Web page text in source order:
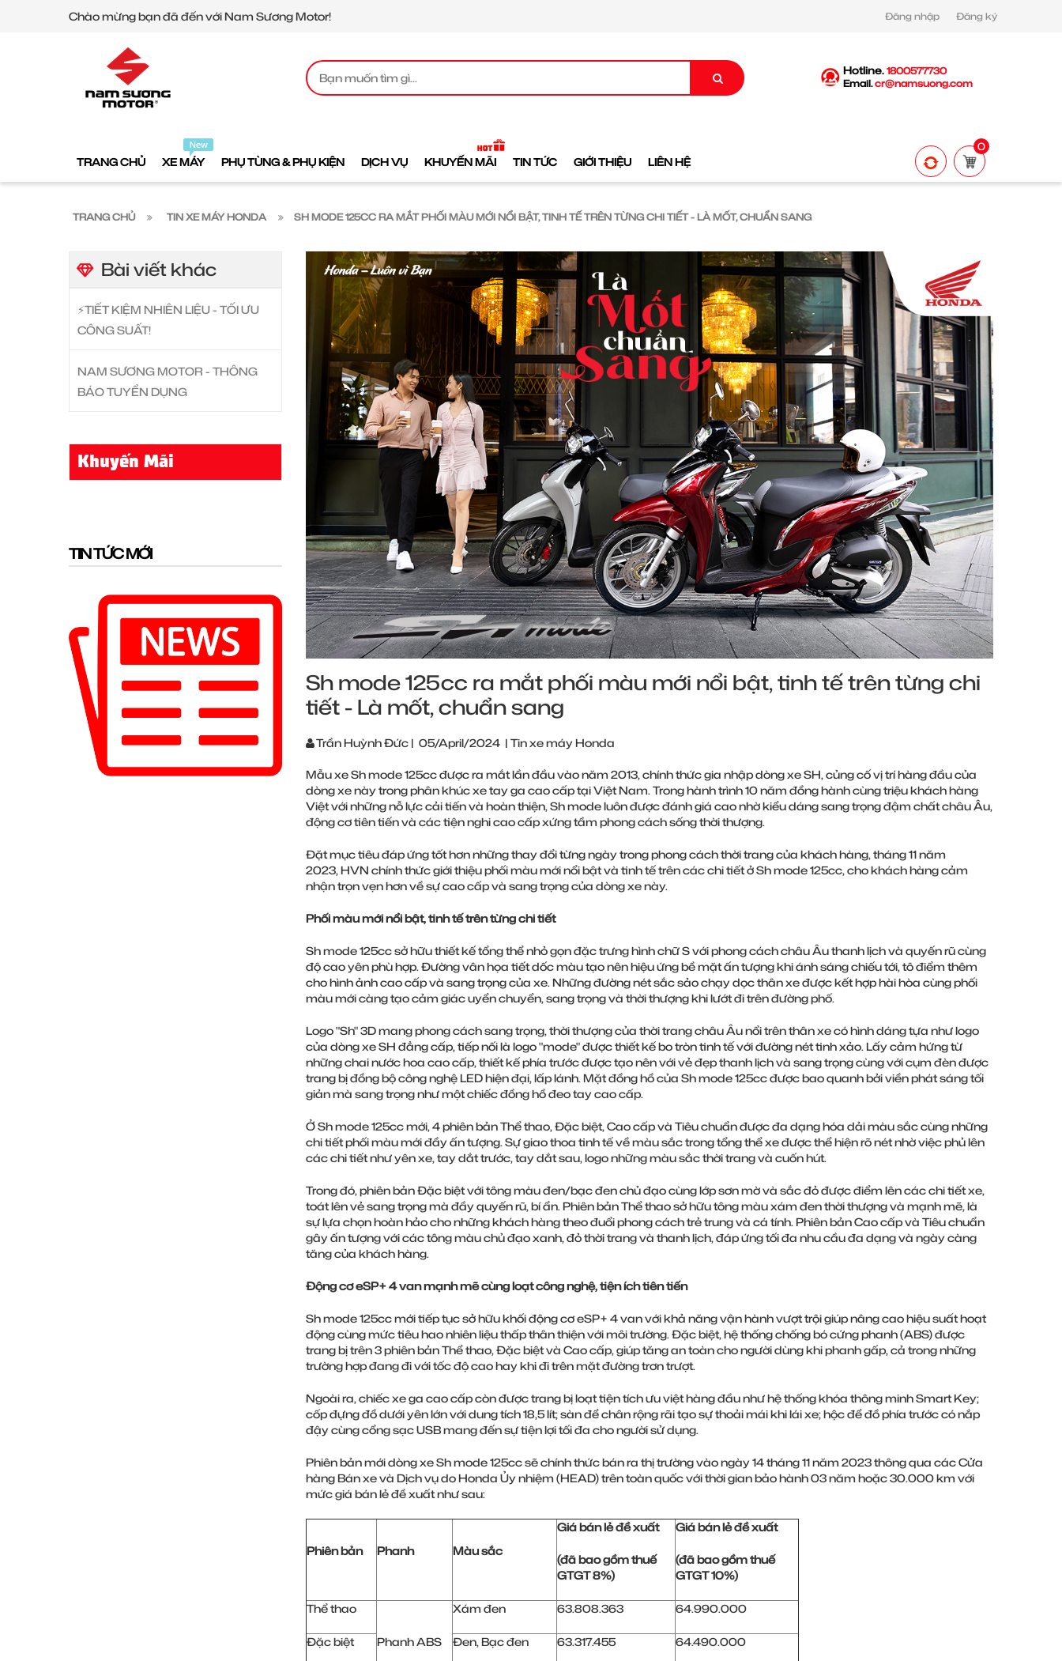
Chào mừng bạn đã đến với Nam Sương Motor! Đăng nhập Đăng ký
Hotline. 1800577730
Email.cr@namsuong.com
TRANG CHỦ XE MÁY PHỤ TÙNG & PHỤ KIỆN DỊCH VỤ KHUYẾN MÃI TIN TỨC GIỚI THIỆU LIÊN HỆ
0
TRANG CHỦ TIN XE MÁY HONDA SH MODE 125CC RA MẮT PHỐI MÀU MỚI NỔI BẬT, TINH TẾ TRÊN TỪNG CHI TIẾT - LÀ MỐT, CHUẨN SANG
Bài viết khác
⚡️TIẾT KIỆM NHIÊN LIỆU - TỐI ƯU
CÔNG SUẤT!
NAM SƯƠNG MOTOR - THÔNG
BÁO TUYỂN DỤNG
Khuyến Mãi
TIN TỨC MỚI
Sh mode 125cc ra mắt phối màu mới nổi bật, tinh tế trên từng chi
tiết - Là mốt, chuẩn sang
Trần Huỳnh Đức | 05/April/2024 | Tin xe máy Honda
Mẫu xe Sh mode 125cc được ra mắt lần đầu vào năm 2013, chính thức gia nhập dòng xe SH, củng cố vị trí hàng đầu của
dòng xe này trong phân khúc xe tay ga cao cấp tại Việt Nam. Trong hành trình 10 năm đồng hành cùng triệu khách hàng
Việt với những nỗ lực cải tiến và hoàn thiện, Sh mode luôn được đánh giá cao nhờ kiểu dáng sang trọng đậm chất châu Âu,
động cơ tiên tiến và các tiện nghi cao cấp xứng tầm phong cách sống thời thượng.
Đặt mục tiêu đáp ứng tốt hơn những thay đổi từng ngày trong phong cách thời trang của khách hàng, tháng 11 năm
2023, HVN chính thức giới thiệu phối màu mới nổi bật và tinh tế trên các chi tiết ở Sh mode 125cc, cho khách hàng cảm
nhận trọn vẹn hơn về sự cao cấp và sang trọng của dòng xe này.
Phối màu mới nổi bật, tinh tế trên từng chi tiết
Sh mode 125cc sở hữu thiết kế tổng thể nhỏ gọn đặc trưng hình chữ S với phong cách châu Âu thanh lịch và quyến rũ cùng
độ cao yên phù hợp. Đường vân họa tiết dốc màu tạo nên hiệu ứng bề mặt ấn tượng khi ánh sáng chiếu tới, tô điểm thêm
cho hình ảnh cao cấp và sang trọng của xe. Những đường nét sắc sảo chạy dọc thân xe được kết hợp hài hòa cùng phối
màu mới càng tạo cảm giác uyển chuyển, sang trọng và thời thượng khi lướt đi trên đường phố.
Logo "Sh" 3D mang phong cách sang trọng, thời thượng của thời trang châu Âu nổi trên thân xe có hình dáng tựa như logo
của dòng xe SH đẳng cấp, tiếp nối là logo "mode" được thiết kế bo tròn tinh tế với đường nét tinh xảo. Lấy cảm hứng từ
những chai nước hoa cao cấp, thiết kế phía trước được tạo nên với vẻ đẹp thanh lịch và sang trọng cùng với cụm đèn được
trang bị đồng bộ công nghệ LED hiện đại, lấp lánh. Mặt đồng hồ của Sh mode 125cc được bao quanh bởi viền phát sáng tối
giản mà sang trọng như một chiếc đồng hồ đeo tay cao cấp.
Ở Sh mode 125cc mới, 4 phiên bản Thể thao, Đặc biệt, Cao cấp và Tiêu chuẩn được đa dạng hóa dải màu sắc cùng những
chi tiết phối màu mới đầy ấn tượng. Sự giao thoa tinh tế về màu sắc trong tổng thể xe được thể hiện rõ nét nhờ việc phủ lên
các chi tiết như yên xe, tay dắt trước, tay dắt sau, logo những màu sắc thời trang và cuốn hút.
Trong đó, phiên bản Đặc biệt với tông màu đen/bạc đen chủ đạo cùng lớp sơn mờ và sắc đỏ được điểm lên các chi tiết xe,
toát lên vẻ sang trọng mà đầy quyến rũ, bí ẩn. Phiên bản Thể thao sở hữu tông màu xám đen thời thượng và mạnh mẽ, là
sự lựa chọn hoàn hảo cho những khách hàng theo đuổi phong cách trẻ trung và cá tính. Phiên bản Cao cấp và Tiêu chuẩn
gây ấn tượng với các tông màu chủ đạo xanh, đỏ thời trang và thanh lịch, đáp ứng tối đa nhu cầu đa dạng và ngày càng
tăng của khách hàng.
Động cơ eSP+ 4 van mạnh mẽ cùng loạt công nghệ, tiện ích tiên tiến
Sh mode 125cc mới tiếp tục sở hữu khối động cơ eSP+ 4 van với khả năng vận hành vượt trội giúp nâng cao hiệu suất hoạt
động cùng mức tiêu hao nhiên liệu thấp thân thiện với môi trường. Đặc biệt, hệ thống chống bó cứng phanh (ABS) được
trang bị trên 3 phiên bản Thể thao, Đặc biệt và Cao cấp, giúp tăng an toàn cho người dùng khi phanh gấp, cả trong những
trường hợp đang đi với tốc độ cao hay khi đi trên mặt đường trơn trượt.
Ngoài ra, chiếc xe ga cao cấp còn được trang bị loạt tiện tích ưu việt hàng đầu như hệ thống khóa thông minh Smart Key;
cốp đựng đồ dưới yên lớn với dung tích 18,5 lít; sàn để chân rộng rãi tạo sự thoải mái khi lái xe; hộc để đồ phía trước có nắp
đậy cùng cổng sạc USB mang đến sự tiện lợi tối đa cho người sử dụng.
Phiên bản mới dòng xe Sh mode 125cc sẽ chính thức bán ra thị trường vào ngày 14 tháng 11 năm 2023 thông qua các Cửa
hàng Bán xe và Dịch vụ do Honda Ủy nhiệm (HEAD) trên toàn quốc với thời gian bảo hành 03 năm hoặc 30.000 km với
mức giá bán lẻ đề xuất như sau:
Phiên bản Phanh Màu sắc
Giá bán lẻ đề xuất
(đã bao gồmthuế
GTGT 8%)
Giá bán lẻ đề xuất
(đã bao gồmthuế
GTGT 10%)
Thể thao
Phanh ABS
Xám đen 63.808.363 64.990.000
Đặc biệt Đen, Bạc đen 63.317.455 64.490.000